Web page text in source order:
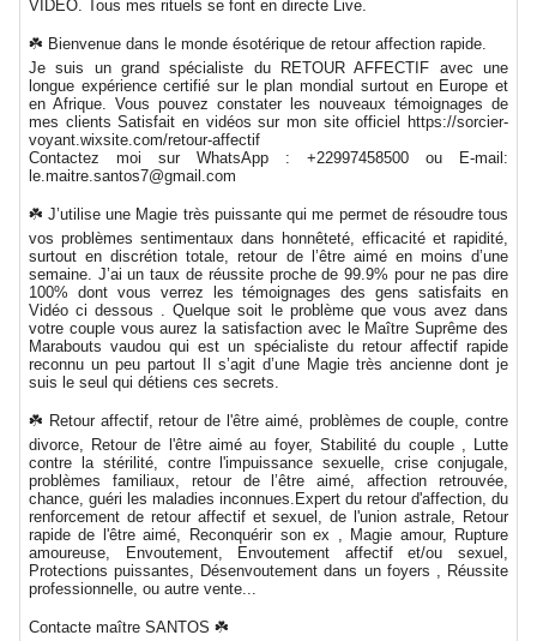
VIDEO. Tous mes rituels se font en directe Live.
☘️ Bienvenue dans le monde ésotérique de retour affection rapide.
Je suis un grand spécialiste du RETOUR AFFECTIF avec une
longue expérience certifié sur le plan mondial surtout en Europe et
en Afrique. Vous pouvez constater les nouveaux témoignages de
mes clients Satisfait en vidéos sur mon site officiel https://sorcier-
voyant.wixsite.com/retour-affectif
Contactez moi sur WhatsApp : +22997458500 ou E-mail:
le.maitre.santos7@gmail.com
☘️ J’utilise une Magie très puissante qui me permet de résoudre tous
vos problèmes sentimentaux dans honnêteté, efficacité et rapidité,
surtout en discrétion totale, retour de l’être aimé en moins d’une
semaine. J’ai un taux de réussite proche de 99.9% pour ne pas dire
100% dont vous verrez les témoignages des gens satisfaits en
Vidéo ci dessous . Quelque soit le problème que vous avez dans
votre couple vous aurez la satisfaction avec le Maître Suprême des
Marabouts vaudou qui est un spécialiste du retour affectif rapide
reconnu un peu partout Il s’agit d’une Magie très ancienne dont je
suis le seul qui détiens ces secrets.
☘️ Retour affectif, retour de l'être aimé, problèmes de couple, contre
divorce, Retour de l'être aimé au foyer, Stabilité du couple , Lutte
contre la stérilité, contre l'impuissance sexuelle, crise conjugale,
problèmes familiaux, retour de l’être aimé, affection retrouvée,
chance, guéri les maladies inconnues.Expert du retour d'affection, du
renforcement de retour affectif et sexuel, de l'union astrale, Retour
rapide de l'être aimé, Reconquérir son ex , Magie amour, Rupture
amoureuse, Envoutement, Envoutement affectif et/ou sexuel,
Protections puissantes, Désenvoutement dans un foyers , Réussite
professionnelle, ou autre vente...
Contacte maître SANTOS ☘️